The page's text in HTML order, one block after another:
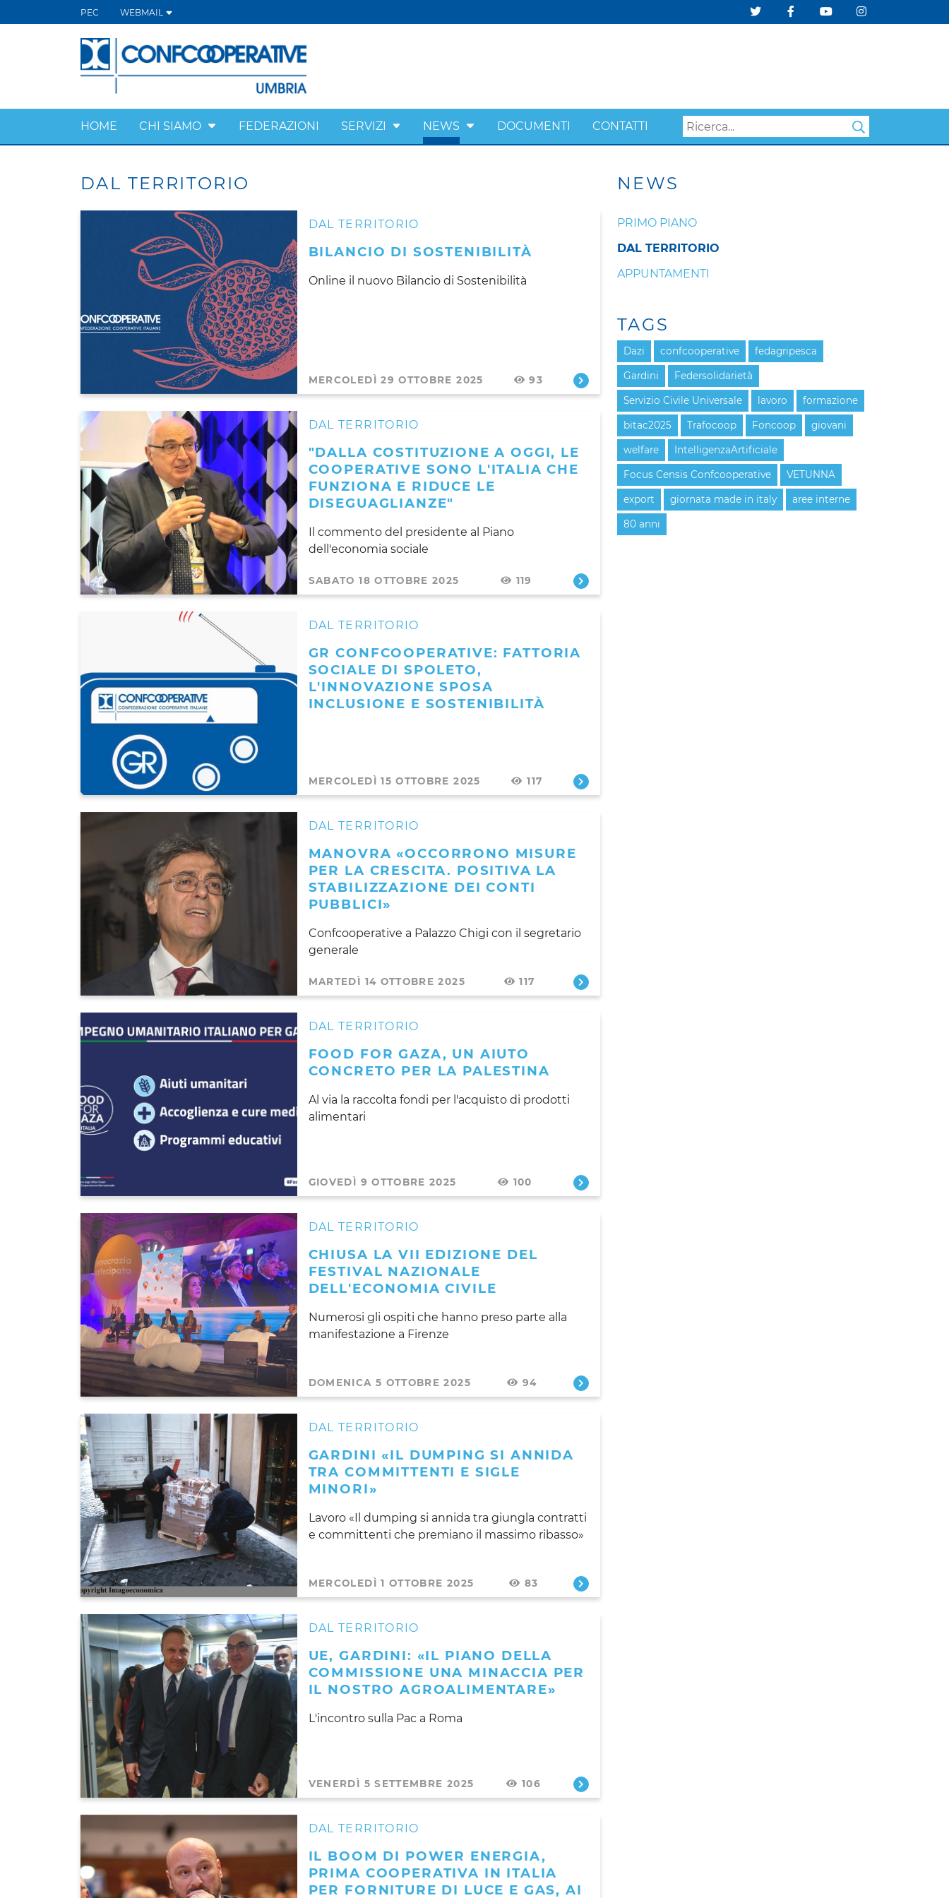
PEC WEBMAIL
HOME CHI SIAMO FEDERAZIONI SERVIZI NEWS DOCUMENTI CONTATTI
DAL TERRITORIO
DAL TERRITORIO
BILANCIO DI SOSTENIBILITÀ
Online il nuovo Bilancio di Sostenibilità
MERCOLEDÌ 29 OTTOBRE 2025 93
DAL TERRITORIO
"DALLA COSTITUZIONE A OGGI, LE
COOPERATIVE SONO L'ITALIA CHE
FUNZIONA E RIDUCE LE
DISEGUAGLIANZE"
Il commento del presidente al Piano
dell'economia sociale
SABATO 18 OTTOBRE 2025 119
DAL TERRITORIO
GR CONFCOOPERATIVE: FATTORIA
SOCIALE DI SPOLETO,
L'INNOVAZIONE SPOSA
INCLUSIONE E SOSTENIBILITÀ
MERCOLEDÌ 15 OTTOBRE 2025 117
DAL TERRITORIO
MANOVRA «OCCORRONO MISURE
PER LA CRESCITA. POSITIVA LA
STABILIZZAZIONE DEI CONTI
PUBBLICI»
Confcooperative a Palazzo Chigi con il segretario
generale
MARTEDÌ 14 OTTOBRE 2025 117
DAL TERRITORIO
FOOD FOR GAZA, UN AIUTO
CONCRETO PER LA PALESTINA
Al via la raccolta fondi per l'acquisto di prodotti
alimentari
GIOVEDÌ 9 OTTOBRE 2025 100
DAL TERRITORIO
CHIUSA LA VII EDIZIONE DEL
FESTIVAL NAZIONALE
DELL'ECONOMIA CIVILE
Numerosi gli ospiti che hanno preso parte alla
manifestazione a Firenze
DOMENICA 5 OTTOBRE 2025 94
DAL TERRITORIO
GARDINI «IL DUMPING SI ANNIDA
TRA COMMITTENTI E SIGLE
MINORI»
Lavoro «Il dumping si annida tra giungla contratti
e committenti che premiano il massimo ribasso»
MERCOLEDÌ 1 OTTOBRE 2025 83
DAL TERRITORIO
UE, GARDINI: «IL PIANO DELLA
COMMISSIONE UNA MINACCIA PER
IL NOSTRO AGROALIMENTARE»
L'incontro sulla Pac a Roma
VENERDÌ 5 SETTEMBRE 2025 106
DAL TERRITORIO
IL BOOM DI POWER ENERGIA,
PRIMA COOPERATIVA IN ITALIA
PER FORNITURE DI LUCE E GAS, AI
NEWS
PRIMO PIANO
DAL TERRITORIO
APPUNTAMENTI
TAGS
Dazi confcooperative fedagripesca
Gardini Federsolidarietà
Servizio Civile Universale lavoro formazione
bitac2025 Trafocoop Foncoop giovani
welfare IntelligenzaArtificiale
Focus Censis Confcooperative VETUNNA
export giornata made in italy aree interne
80 anni